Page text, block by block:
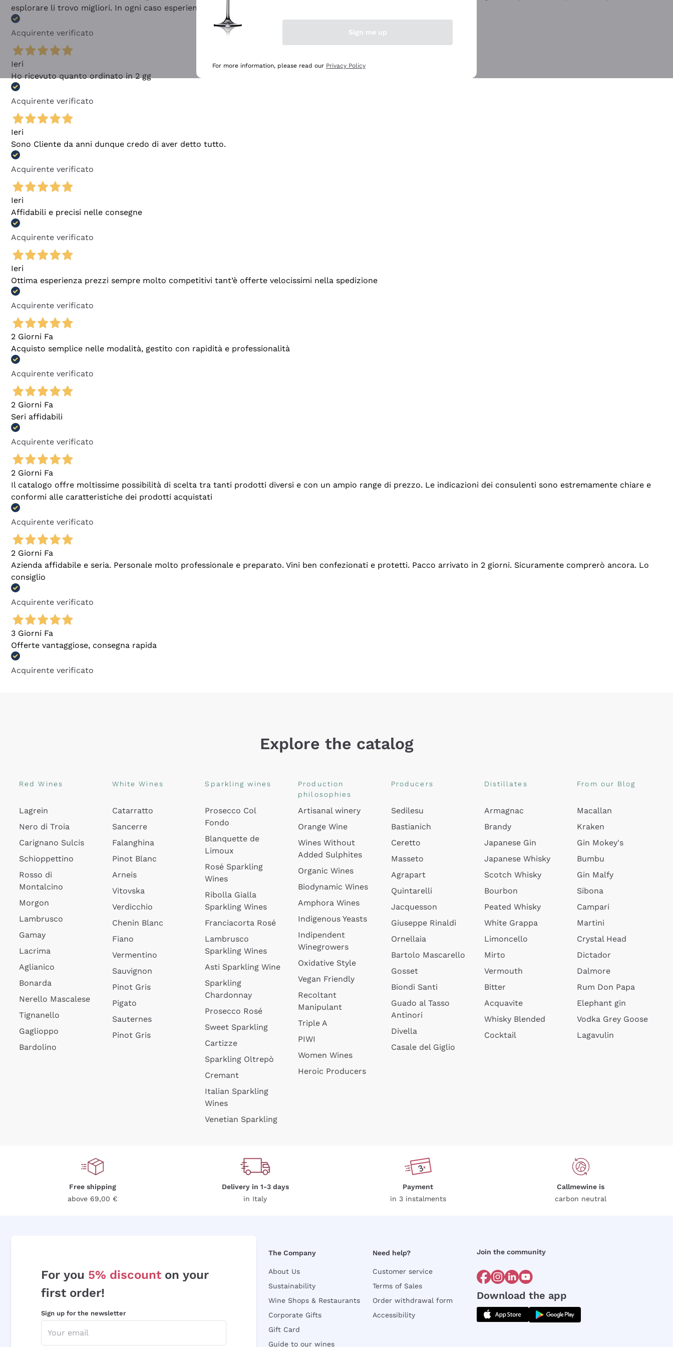
esplorare li trovo migliori. In ogni caso esperienza buona e lo consiglio! 👍
Acquirente verificato
Ieri
Ho ricevuto quanto ordinato in 2 gg
Acquirente verificato
Ieri
Sono Cliente da anni dunque credo di aver detto tutto.
Acquirente verificato
Ieri
Affidabili e precisi nelle consegne
Acquirente verificato
Ieri
Ottima esperienza prezzi sempre molto competitivi tant’è offerte velocissimi nella spedizione
Acquirente verificato
2 Giorni Fa
Acquisto semplice nelle modalità, gestito con rapidità e professionalità
Acquirente verificato
2 Giorni Fa
Seri affidabili
Acquirente verificato
2 Giorni Fa
Il catalogo offre moltissime possibilità di scelta tra tanti prodotti diversi e con un ampio range di prezzo. Le indicazioni dei consulenti sono estremamente chiare e
conformi alle caratteristiche dei prodotti acquistati
Acquirente verificato
2 Giorni Fa
Azienda affidabile e seria. Personale molto professionale e preparato. Vini ben confezionati e protetti. Pacco arrivato in 2 giorni. Sicuramente comprerò ancora. Lo
consiglio
Acquirente verificato
3 Giorni Fa
Offerte vantaggiose, consegna rapida
Acquirente verificato
Explore the catalog
Red Wines
Lagrein
Nero di Troia
Carignano Sulcis
Schioppettino
Rosso di
Montalcino
Morgon
Lambrusco
Gamay
Lacrima
Aglianico
Bonarda
Nerello Mascalese
Tignanello
Gaglioppo
Bardolino
White Wines
Catarratto
Sancerre
Falanghina
Pinot Blanc
Arneis
Vitovska
Verdicchio
Chenin Blanc
Fiano
Vermentino
Sauvignon
Pinot Gris
Pigato
Sauternes
Pinot Gris
Sparkling wines
Prosecco Col
Fondo
Blanquette de
Limoux
Rosé Sparkling
Wines
Ribolla Gialla
Sparkling Wines
Franciacorta Rosé
Lambrusco
Sparkling Wines
Asti Sparkling Wine
Sparkling
Chardonnay
Prosecco Rosé
Sweet Sparkling
Cartizze
Sparkling Oltrepò
Cremant
Italian Sparkling
Wines
Venetian Sparkling
Production
philosophies
Artisanal winery
Orange Wine
Wines Without
Added Sulphites
Organic Wines
Biodynamic Wines
Amphora Wines
Indigenous Yeasts
Indipendent
Winegrowers
Oxidative Style
Vegan Friendly
Recoltant
Manipulant
Triple A
PIWI
Women Wines
Heroic Producers
Producers
Sedilesu
Bastianich
Ceretto
Masseto
Agrapart
Quintarelli
Jacquesson
Giuseppe Rinaldi
Ornellaia
Bartolo Mascarello
Gosset
Biondi Santi
Guado al Tasso
Antinori
Divella
Casale del Giglio
Distillates
Armagnac
Brandy
Japanese Gin
Japanese Whisky
Scotch Whisky
Bourbon
Peated Whisky
White Grappa
Limoncello
Mirto
Vermouth
Bitter
Acquavite
Whisky Blended
Cocktail
From our Blog
Macallan
Kraken
Gin Mokey's
Bumbu
Gin Malfy
Sibona
Campari
Martini
Crystal Head
Dictador
Dalmore
Rum Don Papa
Elephant gin
Vodka Grey Goose
Lagavulin
Free shipping
above 69,00 €
Delivery in 1-3 days
in Italy
Payment
in 3 instalments
Callmewine is
carbon neutral
For you 5% discount on your
first order!
Sign up for the newsletter
The Company
About Us
Sustainability
Wine Shops & Restaurants
Corporate Gifts
Gift Card
Guide to our wines
Need help?
Customer service
Terms of Sales
Order withdrawal form
Accessibility
Join the community
Download the app
Sign me up
For more information, please read our Privacy Policy